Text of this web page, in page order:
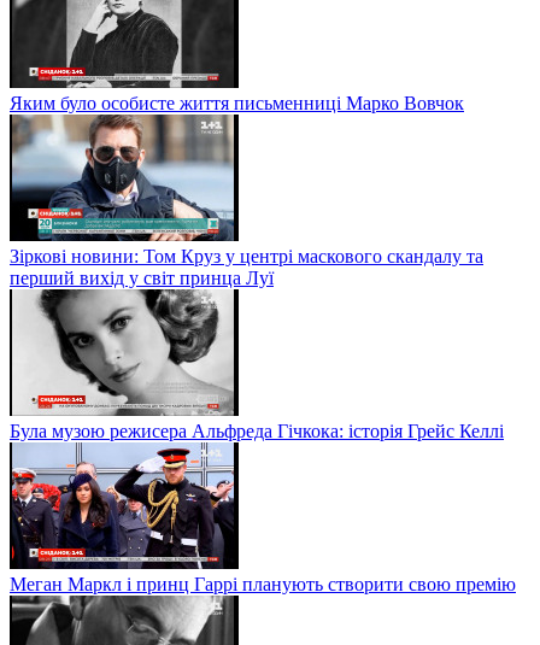
Яким було особисте життя письменниці Марко Вовчок
Зіркові новини: Том Круз у центрі маскового скандалу та
перший вихід у світ принца Луї
Була музою режисера Альфреда Гічкока: історія Грейс Келлі
Меган Маркл і принц Гаррі планують створити свою премію